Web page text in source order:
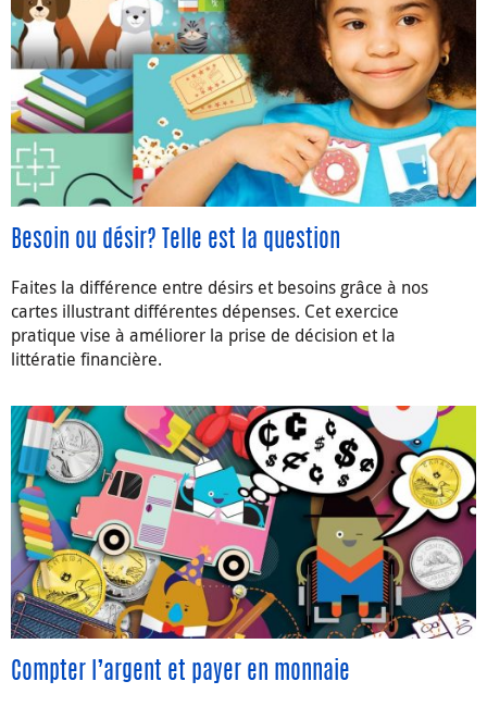
Besoin ou désir? Telle est la question
Faites la différence entre désirs et besoins grâce à nos
cartes illustrant différentes dépenses. Cet exercice
pratique vise à améliorer la prise de décision et la
littératie financière.
Compter l’argent et payer en monnaie